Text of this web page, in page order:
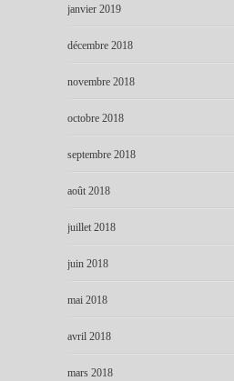
janvier 2019
décembre 2018
novembre 2018
octobre 2018
septembre 2018
août 2018
juillet 2018
juin 2018
mai 2018
avril 2018
mars 2018